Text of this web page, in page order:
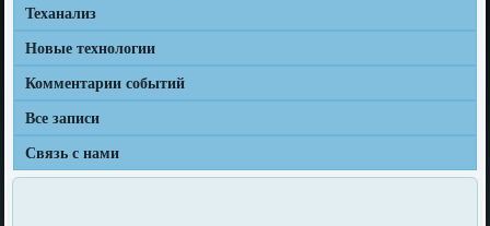
Теханализ
Новые технологии
Комментарии событий
Все записи
Связь с нами